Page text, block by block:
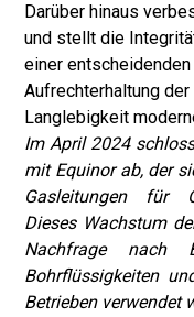
Darüber hinaus
und stellt die
einer
Aufrechterhaltung
Langlebigkeit
Im April 2024
mit Equinor ab, der
Gasleitungen für
Dieses Wachstum
Nachfrage nach
Bohrflüssigkeiten
Betrieben verwendet